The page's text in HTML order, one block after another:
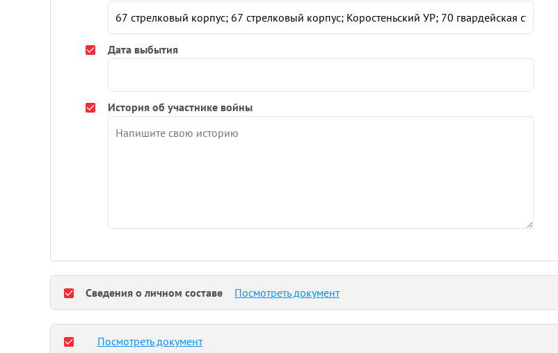
Дата выбытия
История об участнике войны
Сведения о личном составе Посмотреть документ
Посмотреть документ